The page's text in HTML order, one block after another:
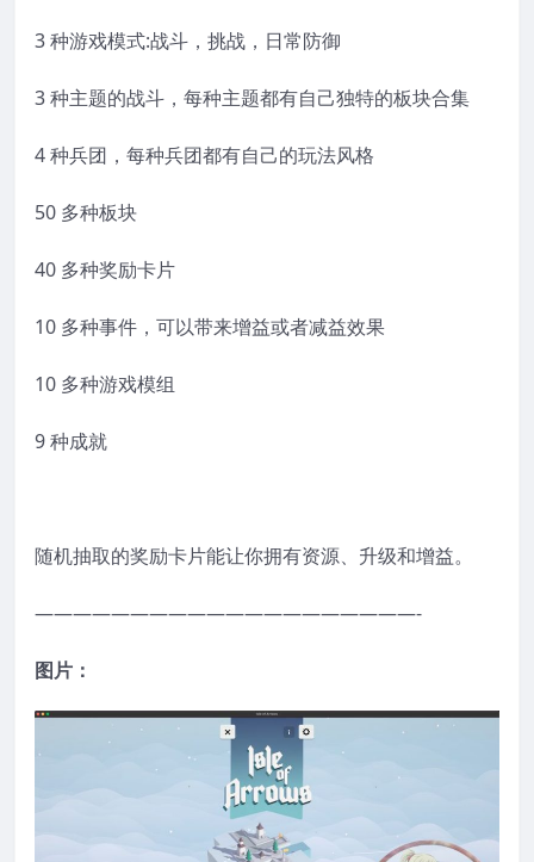
3 种游戏模式:战斗，挑战，日常防御
3 种主题的战斗，每种主题都有自己独特的板块合集
4 种兵团，每种兵团都有自己的玩法风格
50 多种板块
40 多种奖励卡片
10 多种事件，可以带来增益或者减益效果
10 多种游戏模组
9 种成就
随机抽取的奖励卡片能让你拥有资源、升级和增益。
————————————————————-
图片：